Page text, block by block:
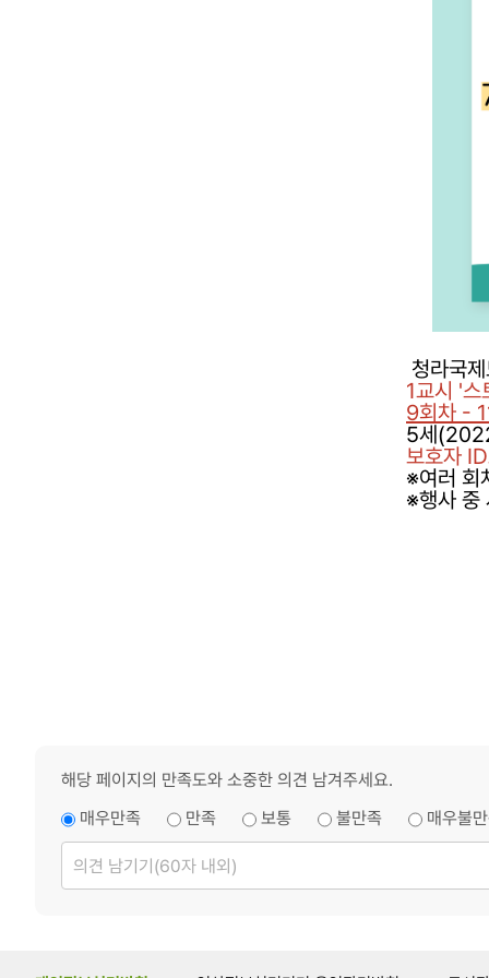
청라국
1교시 '스
9회차 -
5세
보호자
※여러 회
※행사 중
해당 페이지의 만족도와 소중한 의견 남겨주세요.
매우만족
만족 보통 불만족
매우불
의
견
남